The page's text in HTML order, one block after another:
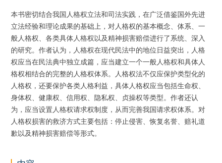
本书密切结合我国人格权立法和司法实践，在广泛借鉴国外先进
立法经验和理论成果的基础上，对人格权的基本概念、体系、一
般人格权、各类具体人格权以及精神损害赔偿进行了系统、深入
的研究。作者认为，人格权在现代民法中的地位日益突出，人格
权应当在民法典中独立成篇，应当建立一个一般人格权和具体人
格权相结合的完整的人格权体系。人格权法不仅应保护类型化的
人格权，还要保护各类人格利益，具体人格权应当包括生命权、
身体权、健康权、信用权、隐私权、贞操权等类型。作者还认
为，应当设置人格权请求权制度，从而完善我国请求权体系。对
人格权损害的救济方式主要包括：停止侵害、恢复名誉、赔礼道
歉以及精神损害赔偿等形式。